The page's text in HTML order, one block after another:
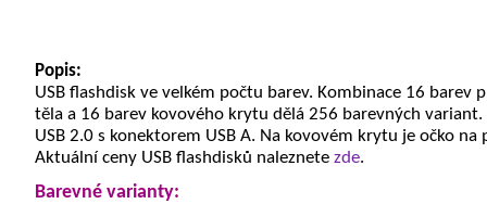
Popis:
USB flashdisk ve velkém počtu barev. Kombinace 16 barev
těla a 16 barev kovového krytu dělá 256 barevných variant.
USB 2.0 s konektorem USB A. Na kovovém krytu je očko na
Aktuální ceny USB flashdisků naleznete zde.
Barevné varianty: